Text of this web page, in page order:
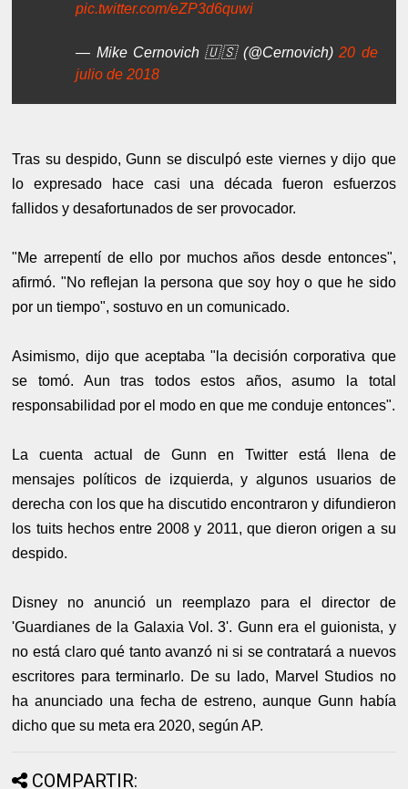
pic.twitter.com/eZP3d6quwi
— Mike Cernovich 🇺🇸 (@Cernovich)20 de
julio de 2018
Tras su despido, Gunn se disculpó este viernes y dijo que
lo expresado hace casi una década fueron esfuerzos
fallidos y desafortunados de ser provocador.
"Me arrepentí de ello por muchos años desde entonces",
afirmó. "No reflejan la persona que soy hoy o que he sido
por un tiempo", sostuvo en un comunicado.
Asimismo, dijo que aceptaba "la decisión corporativa que
se tomó. Aun tras todos estos años, asumo la total
responsabilidad por el modo en que me conduje entonces".
La cuenta actual de Gunn en Twitter está llena de
mensajes políticos de izquierda, y algunos usuarios de
derecha con los que ha discutido encontraron y difundieron
los tuits hechos entre 2008 y 2011, que dieron origen a su
despido.
Disney no anunció un reemplazo para el director de
'Guardianes de la Galaxia Vol. 3'. Gunn era el guionista, y
no está claro qué tanto avanzó ni si se contratará a nuevos
escritores para terminarlo. De su lado, Marvel Studios no
ha anunciado una fecha de estreno, aunque Gunn había
dicho que su meta era 2020, según AP.
COMPARTIR: